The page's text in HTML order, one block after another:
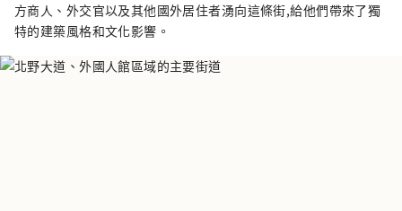
方商人、外交官以及其他國外居住者湧向這條街,給他們帶來了獨
特的建築風格和文化影響。